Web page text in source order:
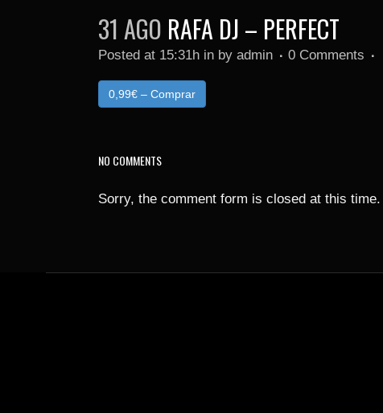
31 AGO RAFA DJ – PERFECT
Posted at 15:31h in by admin 0 Comments
0,99€ – Comprar
NO COMMENTS
Sorry, the comment form is closed at this time.